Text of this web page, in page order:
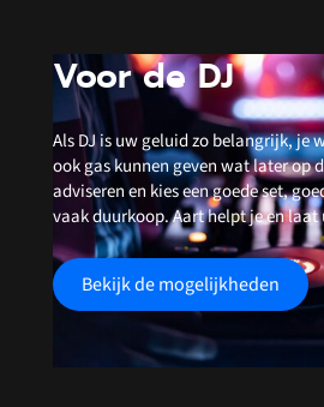
Voor de DJ
Als DJ is uw geluid zo belangrijk, je
ook gas kunnen geven wat later op
adviseren en kies een goede set,
vaak duurkoop. Aart helpt je en
Bekijk de mogelijkheden